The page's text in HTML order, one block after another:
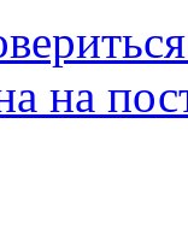
на